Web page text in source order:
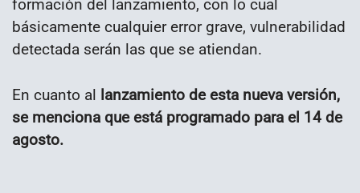
formación del lanzamiento, con lo cual
básicamente cualquier error grave, vulnerabilidad
detectada serán las que se atiendan.
En cuanto al lanzamiento de esta nueva versión,
se menciona que está programado para el 14 de
agosto.